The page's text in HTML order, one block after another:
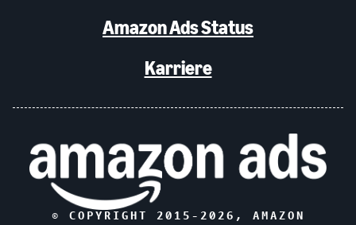
Amazon Ads Status
Karriere
© COPYRIGHT 2015- 2026 , AMAZON